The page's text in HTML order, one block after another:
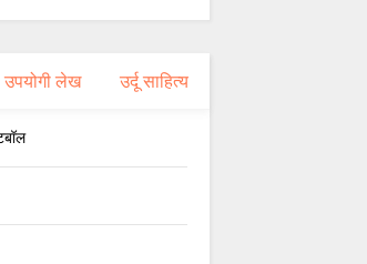
उपयोगी लेख उर्दू साहित्य